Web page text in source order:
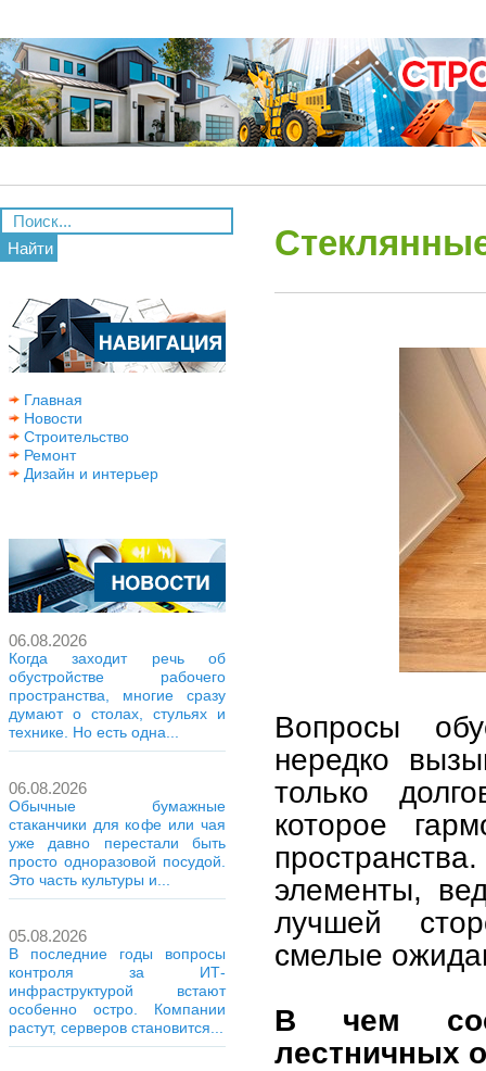
Найти
Главная
Новости
Строительство
Ремонт
Дизайн и интерьер
06.08.2026
Когда заходит речь об
обустройстве рабочего
пространства, многие сразу
думают о столах, стульях и
технике. Но есть одна...
06.08.2026
Обычные бумажные
стаканчики для кофе или чая
уже давно перестали быть
просто одноразовой посудой.
Это часть культуры и...
05.08.2026
В последние годы вопросы
контроля за ИТ-
инфраструктурой встают
особенно остро. Компании
растут, серверов становится...
Вопросы
нередко
только
которое
элементы,
лучшей
смелые
В чем
лестничных